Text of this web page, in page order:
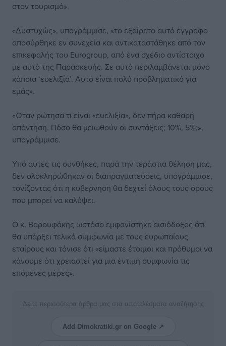
στον τουρισμό».
«Δυστυχώς», υπογράμμισε, «το εξαίρετο αυτό έγγραφο
αποσύρθηκε εν συνεχεία και αντικαταστάθηκε από τον
επικεφαλής του Eurogroup, από ένα σχέδιο αντίστοιχο
με αυτό της Παρασκευής. Σε αυτό περιλαμβάνεται μόνο
κάποια ‘ευελιξία’. Αυτό είναι πολύ προβληματικό για
εμάς».
«Όταν ρώτησα τι είναι «ευελιξία», δεν πήρα καθαρή
απάντηση. Πόσο θα μειωθούν οι συντάξεις; 10%, 5%;»,
υπογράμμισε.
Υπό αυτές τις συνθήκες, παρά την τεράστια θέληση μας,
δεν ολοκληρώθηκαν οι διαπραγματεύσεις, υπογράμμισε,
τονίζοντας ότι η κυβέρνηση θα δεχτεί όλους τους όρους
που μπορεί να καλύψει.
Ο κ. Βαρουφάκης ωστόσο εμφανίστηκε αισιόδοξος ότι
θα υπάρξει τελικά συμφωνία με τους ευρωπαίους
εταίρους και τόνισε ότι «είμαστε έτοιμοι και πρόθυμοι να
κάνουμε ότι χρειαστεί για μια έντιμη συμφωνία τις
επόμενες μέρες».
Δείτε περισσότερα άρθρα μας στα αποτελέσματα αναζήτησης
Add Dimokratiki.gr on Google ↗